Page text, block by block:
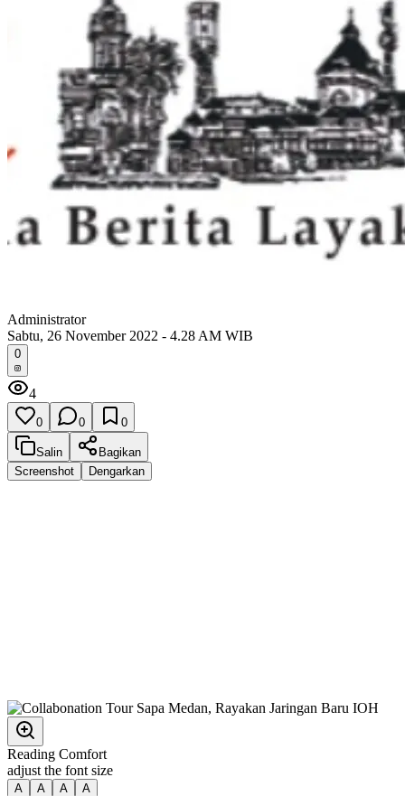
Administrator
Sabtu, 26 November 2022 - 4.28 AM WIB
0
4
0 0 0
Salin
Bagikan
Screenshot
Dengarkan
Reading Comfort
adjust the font size
A A A A